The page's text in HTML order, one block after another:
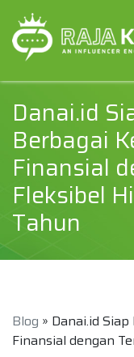
Danai.id
Berbagai
Finansial
Fleksibel
Tahun
Blog » Danai.id
Finansial dengan